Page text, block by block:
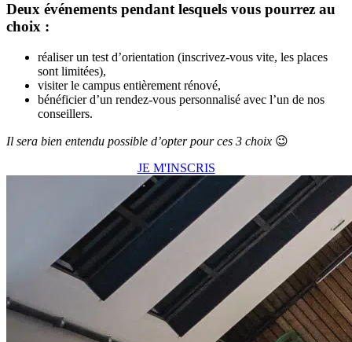
Deux événements pendant lesquels vous pourrez au
choix :
réaliser un test d’orientation (inscrivez-vous vite, les places
sont limitées),
visiter le campus entièrement rénové,
bénéficier d’un rendez-vous personnalisé avec l’un de nos
conseillers.
Il sera bien entendu possible d’opter pour ces 3 choix 😉
JE M'INSCRIS